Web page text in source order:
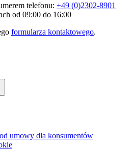
telefonu: +49 (0)2302-8901
od 09:00 do 16:00
formularza kontaktowego.
umowy dla konsumentów